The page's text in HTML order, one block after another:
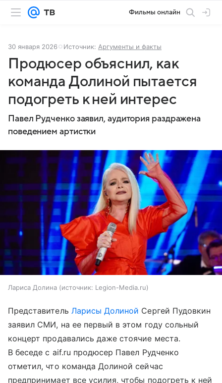
Фильмы онлайн
30 января 2026 Источник: Аргументы и факты
Продюсер объяснил, как
команда Долиной пытается
подогреть к ней интерес
Павел Рудченко заявил, аудитория раздражена
поведением артистки
Лариса Долина источник: Legion-Media.ru
Представитель Ларисы Долиной Сергей Пудовкин
заявил СМИ, на ее первый в этом году сольный
концерт продавались даже стоячие места.
В беседе с aif.ru продюсер Павел Рудченко
отметил, что команда Долиной сейчас
предпринимает все усилия, чтобы подогреть к ней